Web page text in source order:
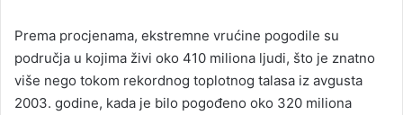
Prema procjenama, ekstremne vrućine pogodile su
područja u kojima živi oko 410 miliona ljudi, što je znatno
više nego tokom rekordnog toplotnog talasa iz avgusta
2003. godine, kada je bilo pogođeno oko 320 miliona